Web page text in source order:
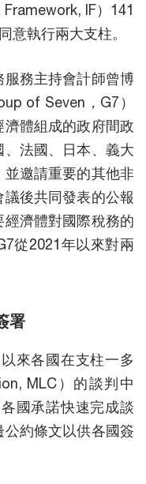
IF）141
意執行兩大支柱。
務主持會計師曾博
of Seven，G7）
體組成的政府間政
法國、日本、義大
邀請重要的其他非
後共同發表的公報
濟體對國際稅務的
從2021年以來對兩
署
來各國在支柱一多
MLC）的談判中
國承諾快速完成談
約條文以供各國簽